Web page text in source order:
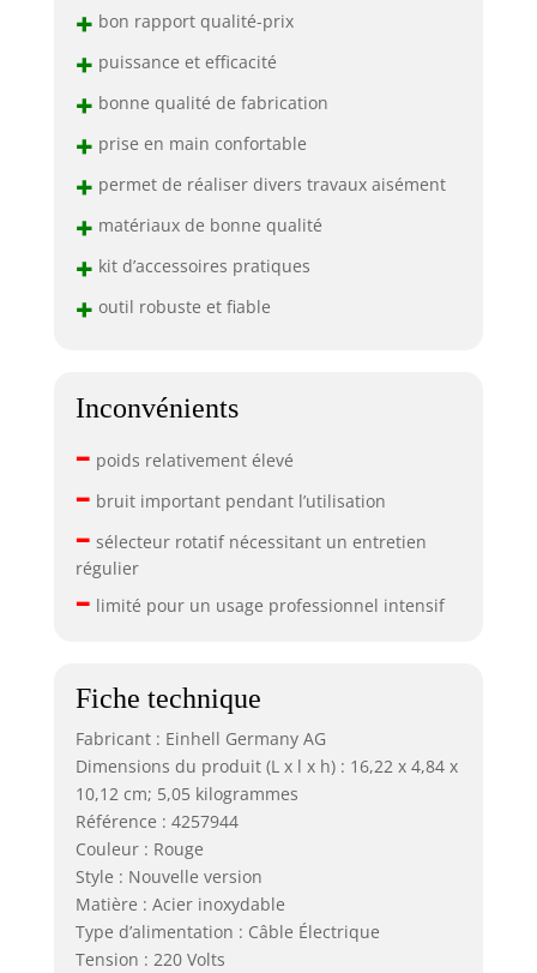
+ bon rapport qualité-prix
+ puissance et efficacité
+ bonne qualité de fabrication
+ prise en main confortable
+ permet de réaliser divers travaux aisément
+ matériaux de bonne qualité
+ kit d’accessoires pratiques
+ outil robuste et fiable
Inconvénients
– poids relativement élevé
– bruit important pendant l’utilisation
– sélecteur rotatif nécessitant un entretien
régulier
– limité pour un usage professionnel intensif
Fiche technique
Fabricant : Einhell Germany AG
Dimensions du produit (L x l x h) : 16,22 x 4,84 x
10,12 cm; 5,05 kilogrammes
Référence : 4257944
Couleur : Rouge
Style : Nouvelle version
Matière : Acier inoxydable
Type d’alimentation : Câble Électrique
Tension : 220 Volts